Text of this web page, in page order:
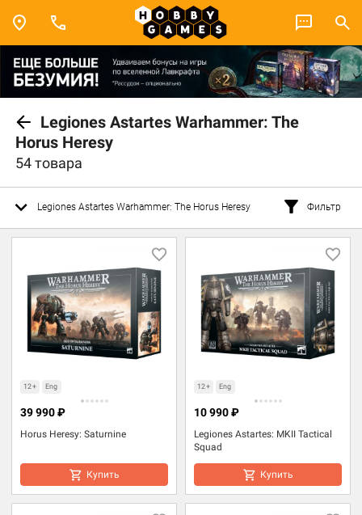
Legiones Astartes Warhammer: The
Horus Heresy
54 товара
Legiones Astartes Warhammer: The Horus Heresy Фильтр
12+ Eng
Horus Heresy: Saturnine
39 990 ₽
Купить
12+ Eng
Legiones Astartes: MKII Tactical
Squad
10 990 ₽
Купить